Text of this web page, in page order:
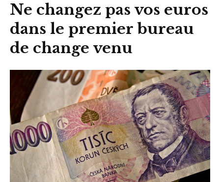
Ne changez pas vos euros
dans le premier bureau
de change venu